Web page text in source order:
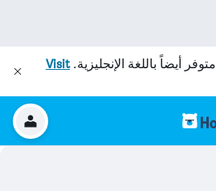
متوفر أيضاً باللغة الإنجليزية.Visit